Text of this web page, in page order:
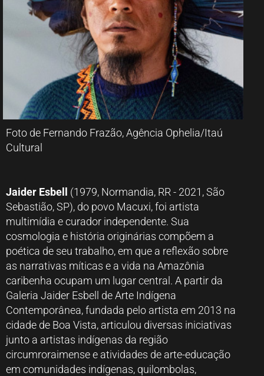
Foto de Fernando Frazão, Agência Ophelia/Itaú
Cultural
Jaider Esbell
(1979, Normandia, RR - 2021, São
Sebastião, SP), do povo Macuxi, foi artista
multimídia e curador independente. Sua
cosmologia e história originárias compõem a
poética de seu trabalho, em que a reflexão sobre
as narrativas míticas e a vida na Amazônia
caribenha ocupam um lugar central. A partir da
Galeria Jaider Esbell de Arte Indígena
Contemporânea, fundada pelo artista em 2013 na
cidade de Boa Vista, articulou diversas iniciativas
junto a artistas indígenas da região
circumroraimense e atividades de arte-educação
em comunidades indígenas, quilombolas,